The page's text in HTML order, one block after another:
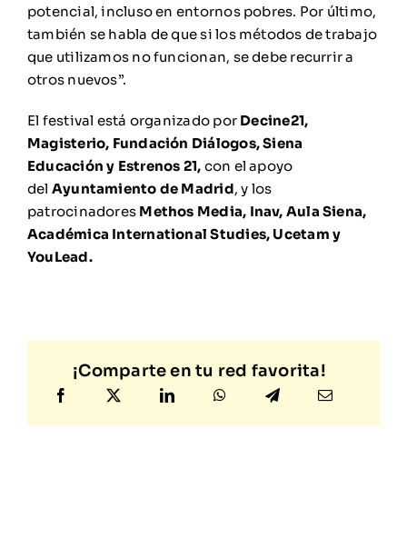
potencial, incluso en entornos pobres. Por último,
también se habla de que si los métodos de trabajo
que utilizamos no funcionan, se debe recurrir a
otros nuevos”.
El festival está organizado por Decine21,
Magisterio, Fundación Diálogos, Siena
Educación y Estrenos 21, con el apoyo
del Ayuntamiento de Madrid, y los
patrocinadores Methos Media, Inav, Aula Siena,
Académica International Studies, Ucetam y
YouLead.
¡Comparte en tu red favorita!